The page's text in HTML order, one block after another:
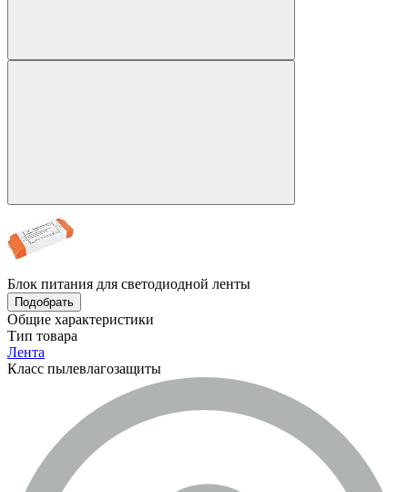
Блок питания для светодиодной ленты
Подобрать
Общие характеристики
Тип товара
Лента
Класс пылевлагозащиты